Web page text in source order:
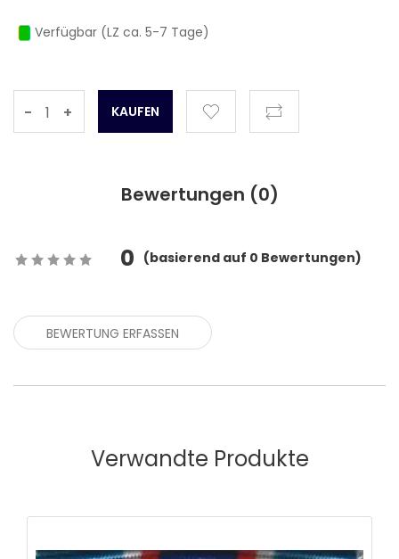
Verfügbar (LZ ca. 5-7 Tage)
- +
Bewertungen (0)
0 (basierend auf 0 Bewertungen)
BEWERTUNG ERFASSEN
Verwandte Produkte